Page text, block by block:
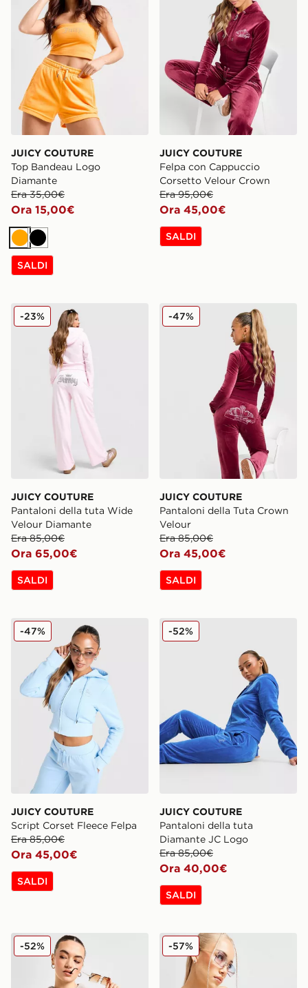
JUICY COUTURE
Top Bandeau Logo
Diamante
Era 35,00€
Ora 15,00€
Arancione
Nero
SALDI
JUICY COUTURE
Felpa con Cappuccio
Corsetto Velour Crown
Era 95,00€
Ora 45,00€
SALDI
JUICY COUTURE Pantaloni della tuta Wide Velour
JUICY COUTURE
Pantaloni della tuta Wide
Velour Diamante
Era 85,00€
Ora 65,00€
-23%
SALDI
JUICY COUTURE
JUICY COUTURE
Pantaloni della Tuta Crown
Velour
Era 85,00€
Ora 45,00€
-47%
SALDI
JUICY COUTURE Script Corset Fleece Felpa
JUICY COUTURE
Script Corset Fleece Felpa
Era 85,00€
Ora 45,00€
-47%
SALDI
JUICY COUTURE
JUICY COUTURE
Pantaloni della tuta
Diamante JC Logo
Era 85,00€
Ora 40,00€
-52%
SALDI
JUICY COUTURE Felpa con Cappuccio Diamante
-52% JUICY COUTURE Top
-57%